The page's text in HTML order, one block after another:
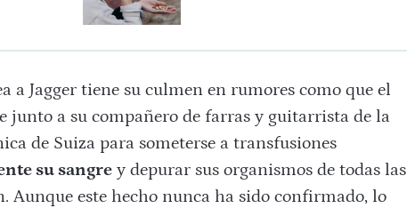
a Jagger tiene su culmen en rumores como que el
a su compañero de farras y guitarrista de la
de Suiza para someterse a transfusiones
su sangrey depurar sus organismos de todas las
Aunque este hecho nunca ha sido confirmado, lo